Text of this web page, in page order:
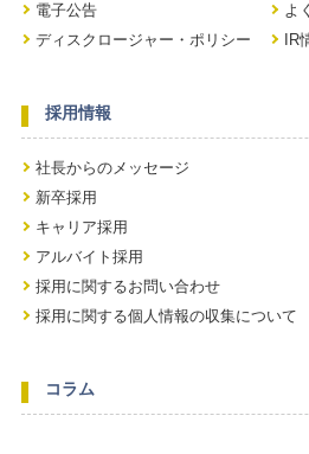
電子公告
よ
ディスクロージャー・ポリシー
IR
採用情報
社長からのメッセージ
新卒採用
キャリア採用
アルバイト採用
採用に関するお問い合わせ
採用に関する個人情報の収集について
コラム